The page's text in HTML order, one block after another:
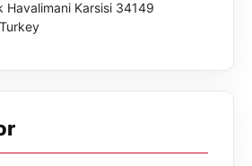
Havalimani Karsisi 34149